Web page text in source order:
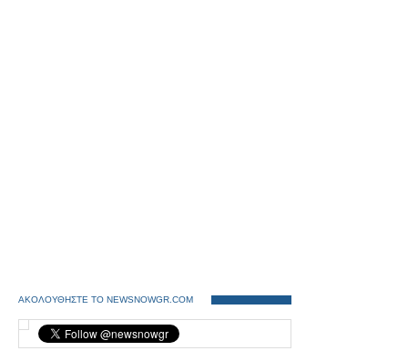
ΑΚΟΛΟΥΘΗΣΤΕ ΤΟ NEWSNOWGR.COM